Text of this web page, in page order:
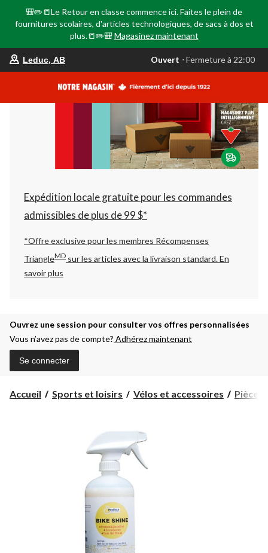
🎒✏️📒Le Retour en classe commence ici. Faites le plein de
fournitures scolaires, d'articles technologiques, de sacs à dos et
plus.📒✏️🎒 Magasinez maintenant
votre
est
AB,
Ouvert,
Fermeture
à
22:00
changer
Leduc, AB Ouvert ⋅ Fermeture à 22:00
Expédition locale gratuite pour les commandes
admissibles de plus de 99 $*
*Offre exclusive pour les membres Récompenses
TriangleMD sur les articles avec la livraison standard.En
savoir plus
Ouvrez une session pour consulter vos offres personnalisées
Vous n’avez pas de compte? Adhérez maintenant
Se connecter
Accueil Sports et loisirs Vélos et accessoires Pièces